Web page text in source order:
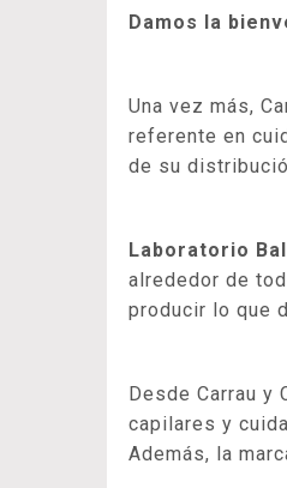
Damos la
Una vez más,
referente en
de su
Laboratorio
alrededor de
producir lo que
Desde Carrau y
capilares y
Además, la